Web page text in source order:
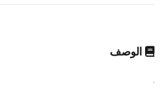
الوصف
.